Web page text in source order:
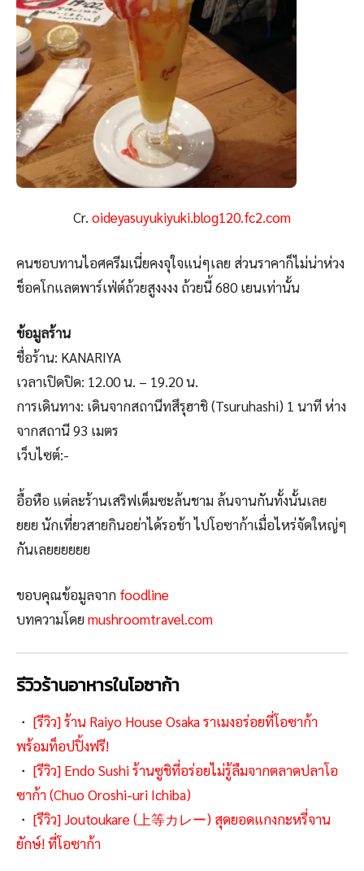
Cr. oideyasuyukiyuki.blog120.fc2.com
คนชอบทานไอศครีมเนี่ยคงจุใจแน่ๆเลย ส่วนราคาก็ไม่น่าห่วง
ช็อคโกแลตพาร์เฟ่ต์ถ้วยสูงงงง ถ้วยนี้ 680 เยนเท่านั้น
ข้อมูลร้าน
ชื่อร้าน: KANARIYA
เวลาเปิดปิด: 12.00 น. – 19.20 น.
การเดินทาง: เดินจากสถานีทสึรุฮาชิ (Tsuruhashi) 1 นาที ห่าง
จากสถานี 93 เมตร
เว็บไซต์:-
อื้อหือ แต่ละร้านเสริฟเต็มซะล้นชาม ล้นจานกันทั้งนั้นเลย
ยยย นักเที่ยวสายกินอย่าได้รอช้า ไปโอซาก้าเมื่อไหร่จัดใหญ่ๆ
กันเลยยยยยย
ขอบคุณข้อมูลจาก foodline
บทความโดยmushroomtravel.com
รีวิวร้านอาหารในโอซาก้า
・ [รีวิว] ร้าน Raiyo House Osaka ราเมงอร่อยที่โอซาก้า
พร้อมท็อปปิ้งฟรี!
・ [รีวิว] Endo Sushi ร้านซูชิที่อร่อยไม่รู้ลืมจากตลาดปลาโอ
ซาก้า (Chuo Oroshi-uri Ichiba)
・ [รีวิว] Joutoukare (上等カレー) สุดยอดแกงกะหรี่จาน
ยักษ์! ที่โอซาก้า